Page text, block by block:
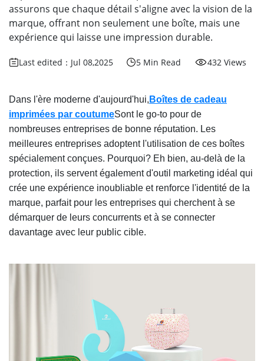
assurons que chaque détail s'aligne avec la vision de la
marque, offrant non seulement une boîte, mais une
expérience qui laisse une impression durable.
Last edited：Jul 08,2025 5 Min Read 432 Views
Dans l'ère moderne d'aujourd'hui, Boîtes de cadeau
imprimées par coutumeSont le go-to pour de
nombreuses entreprises de bonne réputation. Les
meilleures entreprises adoptent l'utilisation de ces boîtes
spécialement conçues. Pourquoi? Eh bien, au-delà de la
protection, ils servent également d'outil marketing idéal qui
crée une expérience inoubliable et renforce l'identité de la
marque, parfait pour les entreprises qui cherchent à se
démarquer de leurs concurrents et à se connecter
davantage avec leur public cible.